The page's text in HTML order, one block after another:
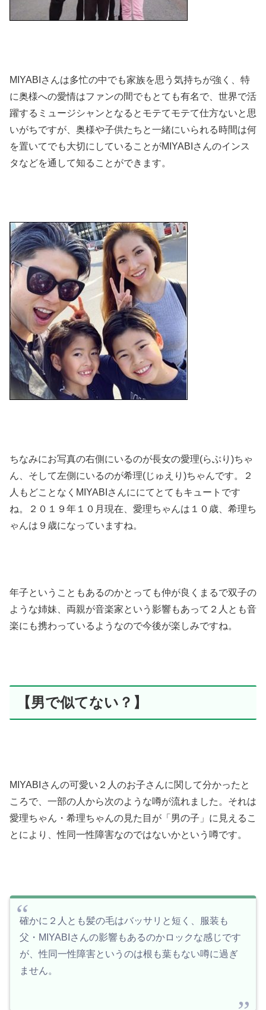
MIYABIさんは多忙の中でも家族を思う気持ちが強く、特
に奥様への愛情はファンの間でもとても有名で、世界で活
躍するミュージシャンとなるとモテてモテて仕方ないと思
いがちですが、奥様や子供たちと一緒にいられる時間は何
を置いてでも大切にしていることがMIYABIさんのインス
タなどを通して知ることができます。
ちなみにお写真の右側にいるのが長女の愛理(らぶり)ちゃ
ん、そして左側にいるのが希理(じゅえり)ちゃんです。２
人もどことなくMIYABIさんににてとてもキュートです
ね。２０１９年１０月現在、愛理ちゃんは１０歳、希理ち
ゃんは９歳になっていますね。
年子ということもあるのかとっても仲が良くまるで双子の
ような姉妹、両親が音楽家という影響もあって２人とも音
楽にも携わっているようなので今後が楽しみですね。
【男で似てない？】
MIYABIさんの可愛い２人のお子さんに関して分かったと
ころで、一部の人から次のような噂が流れました。それは
愛理ちゃん・希理ちゃんの見た目が「男の子」に見えるこ
とにより、性同一性障害なのではないかという噂です。
確かに２人とも髪の毛はバッサリと短く、服装も
父・MIYABIさんの影響もあるのかロックな感じです
が、性同一性障害というのは根も葉もない噂に過ぎ
ません。